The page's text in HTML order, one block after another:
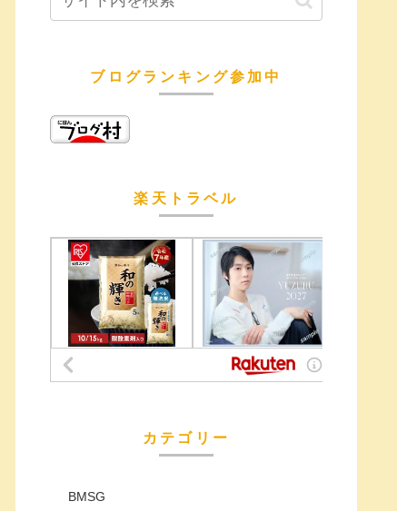
ブログランキング参加中
楽天トラベル
カテゴリー
BMSG